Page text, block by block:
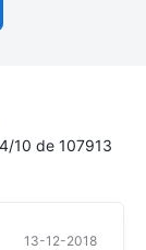
10 de 107913
13-12-2018